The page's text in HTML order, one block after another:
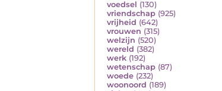
voedsel (130)
vriendschap (925)
vrijheid (642)
vrouwen (315)
welzijn (520)
wereld (382)
werk (192)
wetenschap (87)
woede (232)
woonoord (189)